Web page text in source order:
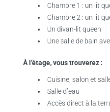
Chambre 1 : un lit
Chambre 2 : un lit
Un divan-lit queen
Une salle de bain
À l’étage, vous trouverez :
Cuisine, salon et
Salle d’eau
Accès direct à la